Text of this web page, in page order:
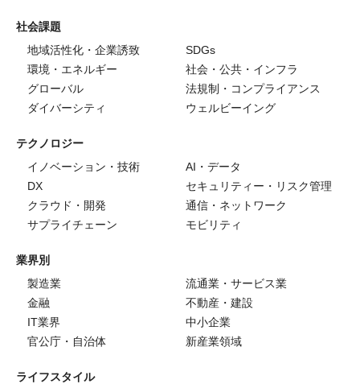
社会課題
地域活性化・企業誘致
SDGs
環境・エネルギー
社会・公共・インフラ
グローバル
法規制・コンプライアンス
ダイバーシティ
ウェルビーイング
テクノロジー
イノベーション・技術
AI・データ
DX
セキュリティー・リスク管理
クラウド・開発
通信・ネットワーク
サプライチェーン
モビリティ
業界別
製造業
流通業・サービス業
金融
不動産・建設
IT業界
中小企業
官公庁・自治体
新産業領域
ライフスタイル